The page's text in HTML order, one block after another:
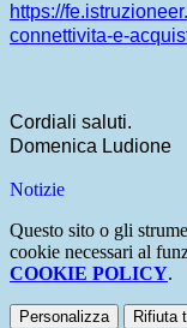
https://
connettivita-e-
Cordiali saluti.
Domenica Ludione
Notizie
Questo sito o gli
cookie necessari al
COOKIE POLICY.
Personalizza Rifiuta